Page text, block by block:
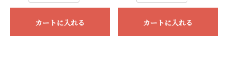
カートに入れる カートに入れる